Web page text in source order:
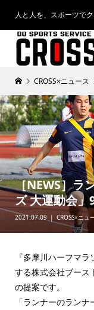
人と人を、スポーツで
CROSS×ニュース
［NEWS］ラ
ズ 大運動会」
2021.07.09 CROSS×ニュ
『多摩川ハーフマ
する株式会社ブース
の提案です。
「ランナーのラン